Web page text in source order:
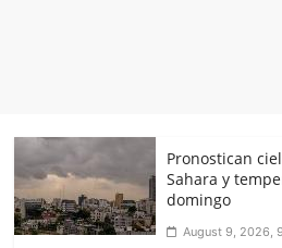
Pronostican
Sahara y
domingo
August 9, 2026,